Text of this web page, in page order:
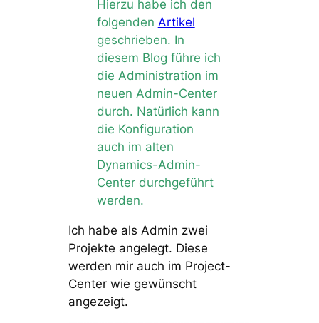
Hierzu habe ich den
folgenden Artikel
geschrieben. In
diesem Blog führe ich
die Administration im
neuen Admin-Center
durch. Natürlich kann
die Konfiguration
auch im alten
Dynamics-Admin-
Center durchgeführt
werden.
Ich habe als Admin zwei
Projekte angelegt. Diese
werden mir auch im Project-
Center wie gewünscht
angezeigt.